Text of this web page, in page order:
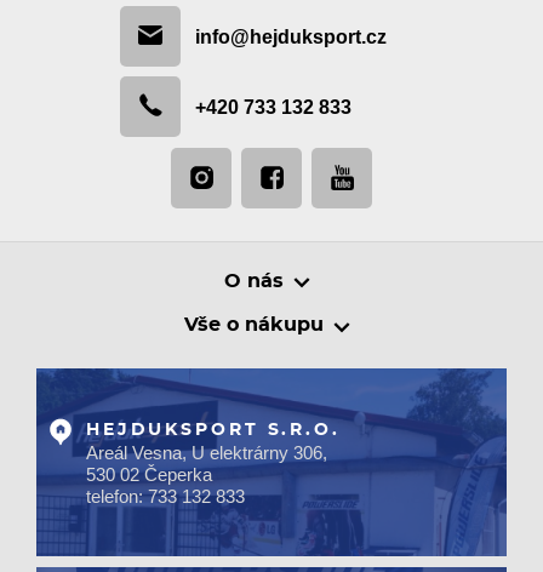
info@hejduksport.cz
+420 733 132 833
O nás
Vše o nákupu
HEJDUKSPORT S.R.O.
Areál Vesna, U elektrárny 306,
530 02 Čeperka
telefon: 733 132 833